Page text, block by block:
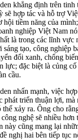
khẳng định trên tinh
sẽ hợp tác và hỗ trợ
hội tiềm năng của
nghiệp Việt Nam
là trong các lĩnh vực
sáng tạo, công nghiệp
đổi xanh, chống
lực; đặc biệt là củng
cầu.
nhấn mạnh, việc
phát triển thuận lợi, mà
xảy ra. Ông cho
nghệ sẽ nhiều hơn
này cũng mang lại
nghị hai bên tiếp tục